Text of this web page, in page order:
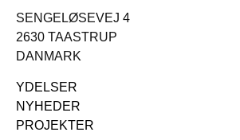
SENGELØSEVEJ 4
2630 TAASTRUP
DANMARK
YDELSER
NYHEDER
PROJEKTER